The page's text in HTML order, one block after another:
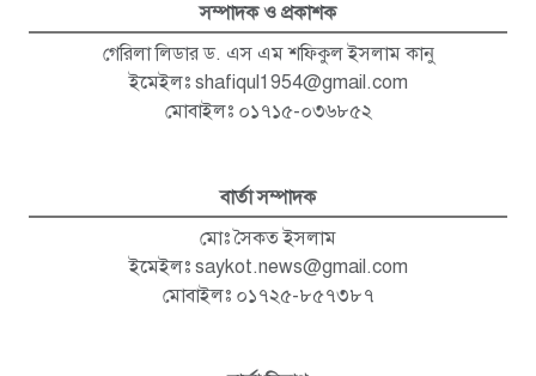
সম্পাদক ও প্রকাশক
গেরিলা লিডার ড. এস এম শফিকুল ইসলাম কানু
ইমেইলঃ shafiqul1954@gmail.com
মোবাইলঃ ০১৭১৫-০৩৬৮৫২
বার্তা সম্পাদক
মোঃ সৈকত ইসলাম
ইমেইলঃ saykot.news@gmail.com
মোবাইলঃ ০১৭২৫-৮৫৭৩৮৭